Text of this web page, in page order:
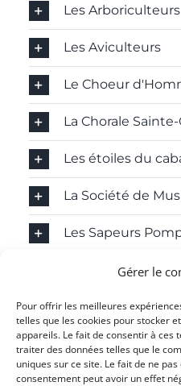
Gérer le
Pour offrir les meilleures
telles que les cookies pour stocker
appareils. Le fait de consentir à ces
traiter des données telles que le
uniques sur ce site. Le fait de ne
consentement peut avoir un effet
Les Arboriculteurs
Les Aviculteurs
Le Choeur
La Chorale
Les étoiles du
La Société de
Les Sapeurs
Tennis de table
L'Union Cycliste